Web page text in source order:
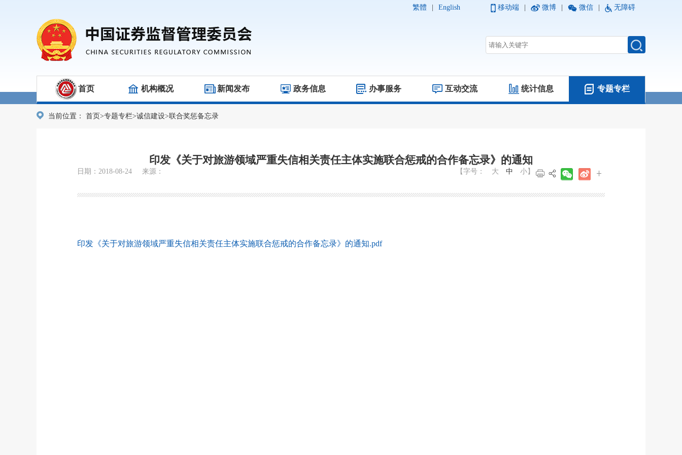
繁體 English 移动端 微博 微信 无障碍
首页 机构概况 新闻发布 政务信息 办事服务 互动交流 统计信息 专题专栏
当前位置： 首页>专题专栏>诚信建设>联合奖惩备忘录
印发《关于对旅游领域严重失信相关责任主体实施联合惩戒的合作备忘录》的通知
日期：2018-08-24 来源： 【字号： 大 中 小 】
印发《关于对旅游领域严重失信相关责任主体实施联合惩戒的合作备忘录》的通知.pdf